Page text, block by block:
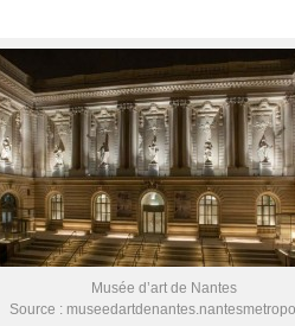
Musée d’art de Nantes
Source :